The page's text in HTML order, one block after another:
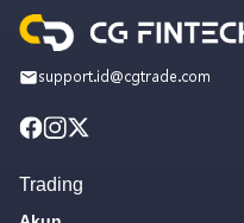
support.id@cgtrade.com
Trading